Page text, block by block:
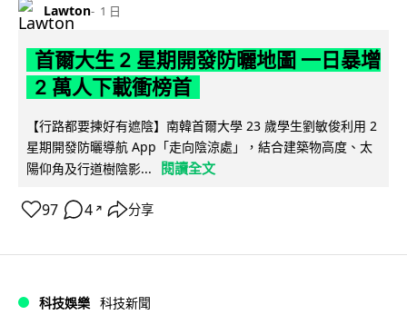
Lawton 1 日
首爾大生 2 星期開發防曬地圖 一日暴增
2 萬人下載衝榜首
【行路都要揀好有遮陰】南韓首爾大學 23 歲學生劉敏俊利用 2
星期開發防曬導航 App「走向陰涼處」，結合建築物高度、太
陽仰角及行道樹陰影...
閱讀全文
97 4 ↗ 分享
科技娛樂 科技新聞